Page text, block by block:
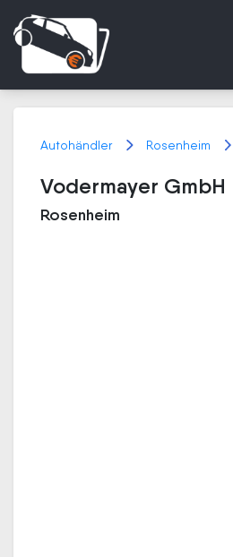
Autohändler Rosenheim
Vodermayer GmbH
Rosenheim